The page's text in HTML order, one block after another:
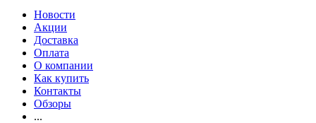
Новости
Акции
Доставка
Оплата
О компании
Как купить
Контакты
Обзоры
...